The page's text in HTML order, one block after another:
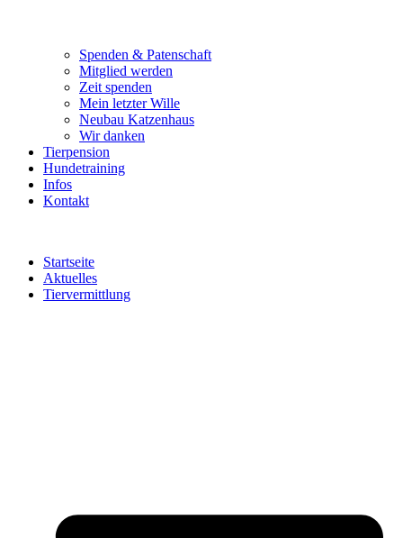
Spenden & Patenschaft
Mitglied werden
Zeit spenden
Mein letzter Wille
Neubau Katzenhaus
Wir danken
Tierpension
Hundetraining
Infos
Kontakt
Startseite
Aktuelles
Tiervermittlung